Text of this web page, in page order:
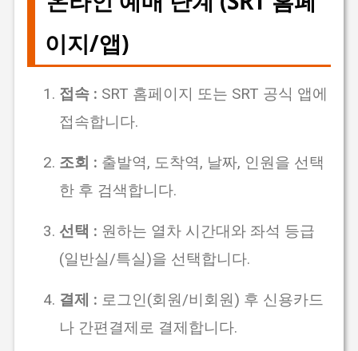
이지/앱)
접속 : SRT 홈페이지 또는 SRT 공식 앱에
접속합니다.
조회 : 출발역, 도착역, 날짜, 인원을 선택
한 후 검색합니다.
선택 : 원하는 열차 시간대와 좌석 등급
(일반실/특실)을 선택합니다.
결제 : 로그인(회원/비회원) 후 신용카드
나 간편결제로 결제합니다.